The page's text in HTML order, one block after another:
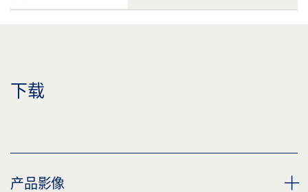
下载
产品影像